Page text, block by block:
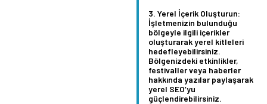
Yerel İçerik Oluşturun:
İşletmenizin bulunduğu
bölgeyle ilgili içerikler
oluşturarak yerel kitleleri
hedefleyebilirsiniz.
Bölgenizdeki etkinlikler,
festivaller veya haberler
hakkında yazılar paylaşarak
yerel SEO’yu
güçlendirebilirsiniz.